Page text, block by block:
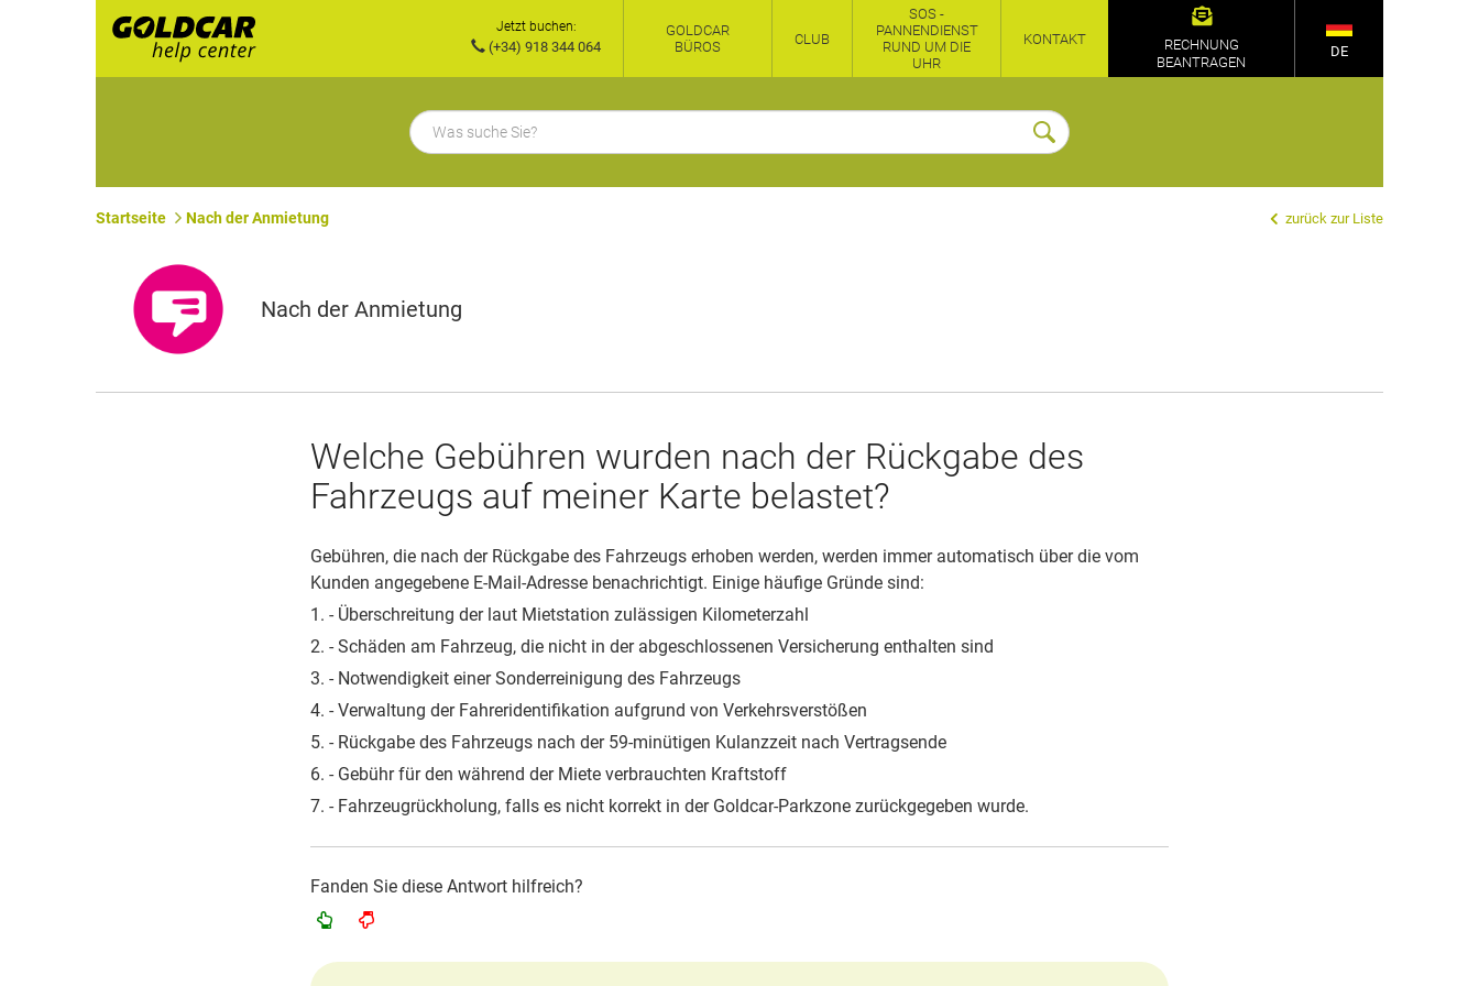
Jetzt buchen:
(+34) 918 344 064
GOLDCAR
BÜROS
CLUB
SOS -
PANNENDIENST
RUND UM DIE
UHR
KONTAKT
RECHNUNG
BEANTRAGEN
DE
Startseite Nach der Anmietung zurück zur Liste
Nach der Anmietung
Welche Gebühren wurden nach der Rückgabe des
Fahrzeugs auf meiner Karte belastet?
Gebühren, die nach der Rückgabe des Fahrzeugs erhoben werden, werden immer automatisch über die vom
Kunden angegebene E-Mail-Adresse benachrichtigt. Einige häufige Gründe sind:
1. - Überschreitung der laut Mietstation zulässigen Kilometerzahl
2. - Schäden am Fahrzeug, die nicht in der abgeschlossenen Versicherung enthalten sind
3. - Notwendigkeit einer Sonderreinigung des Fahrzeugs
4. - Verwaltung der Fahreridentifikation aufgrund von Verkehrsverstößen
5. - Rückgabe des Fahrzeugs nach der 59-minütigen Kulanzzeit nach Vertragsende
6. - Gebühr für den während der Miete verbrauchten Kraftstoff
7. - Fahrzeugrückholung, falls es nicht korrekt in der Goldcar-Parkzone zurückgegeben wurde.
Fanden Sie diese Antwort hilfreich?